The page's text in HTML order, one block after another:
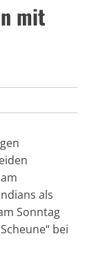
mit
als
Sonntag
bei